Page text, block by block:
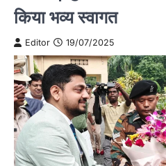
किया भव्य स्वागत
Editor 19/07/2025